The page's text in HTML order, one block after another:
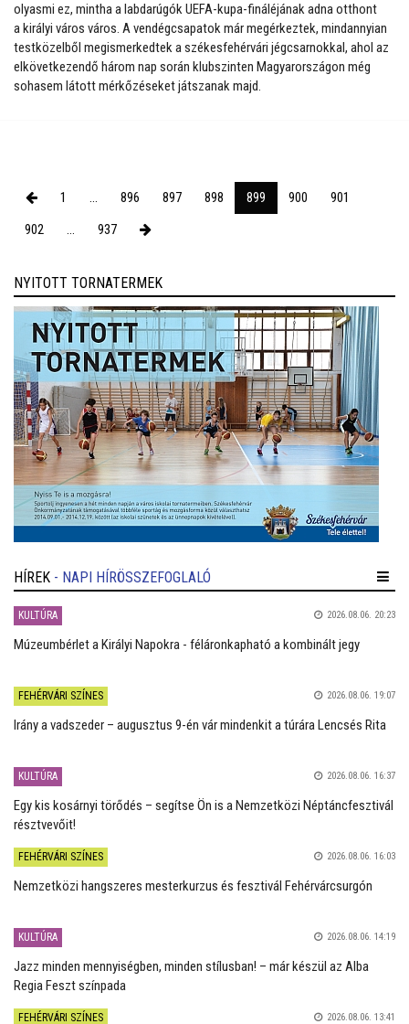
olyasmi ez, mintha a labdarúgók UEFA-kupa-fináléjának adna otthont
a királyi város város. A vendégcsapatok már megérkeztek, mindannyian
testközelből megismerkedtek a székesfehérvári jégcsarnokkal, ahol az
elkövetkezendő három nap során klubszinten Magyarországon még
sohasem látott mérkőzéseket játszanak majd.
1 ... 896 897 898 899 900
901
902
... 937
NYITOTT TORNATERMEK
HÍREK - NAPI HÍRÖSSZEFOGLALÓ
KULTÚRA 2026.08.06. 20:23
Múzeumbérlet a Királyi Napokra - féláronkapható a kombinált jegy
FEHÉRVÁRI SZÍNES 2026.08.06. 19:07
Irány a vadszeder – augusztus 9-én vár mindenkit a túrára Lencsés Rita
KULTÚRA 2026.08.06. 16:37
Egy kis kosárnyi törődés – segítse Ön is a Nemzetközi Néptáncfesztivál
résztvevőit!
FEHÉRVÁRI SZÍNES 2026.08.06. 16:03
Nemzetközi hangszeres mesterkurzus és fesztivál Fehérvárcsurgón
KULTÚRA 2026.08.06. 14:19
Jazz minden mennyiségben, minden stílusban! – már készül az Alba
Regia Feszt színpada
FEHÉRVÁRI SZÍNES 2026.08.06. 13:41